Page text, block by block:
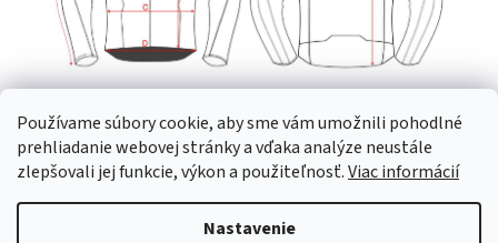
Používame súbory cookie, aby sme vám umožnili pohodlné
prehliadanie webovej stránky a vďaka analýze neustále
zlepšovali jej funkcie, výkon a použiteľnosť.Viac informácií
Nastavenie